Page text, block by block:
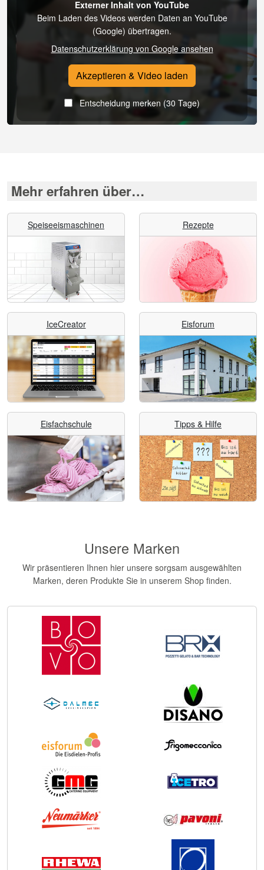
Externer Inhalt von YouTube
Beim Laden des Videos werden Daten an YouTube
(Google) übertragen.
Datenschutzerklärung von Google ansehen
Akzeptieren & Video laden
Entscheidung merken (30 Tage)
Mehr erfahren über…
Speiseeismaschinen Rezepte
IceCreator Eisforum
Eisfachschule Tipps & Hilfe
Unsere Marken
Wir präsentieren Ihnen hier unsere sorgsam ausgewählten
Marken, deren Produkte Sie in unserem Shop finden.